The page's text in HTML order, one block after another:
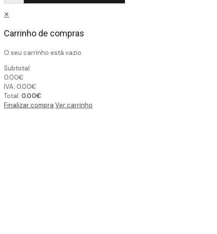
✕
Carrinho de compras
O seu carrinho está vazio.
Subtotal:
0.00€
IVA: 0.00€
Total: 0.00€
Finalizar compra Ver carrinho